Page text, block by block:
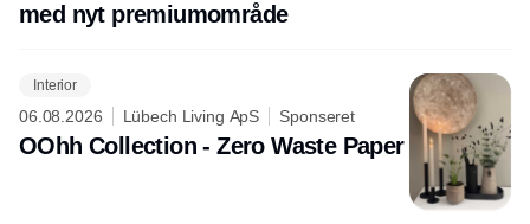
med nyt premiumområde
Interior
06.08.2026 Lübech Living ApS Sponseret
OOhh Collection - Zero Waste Paper